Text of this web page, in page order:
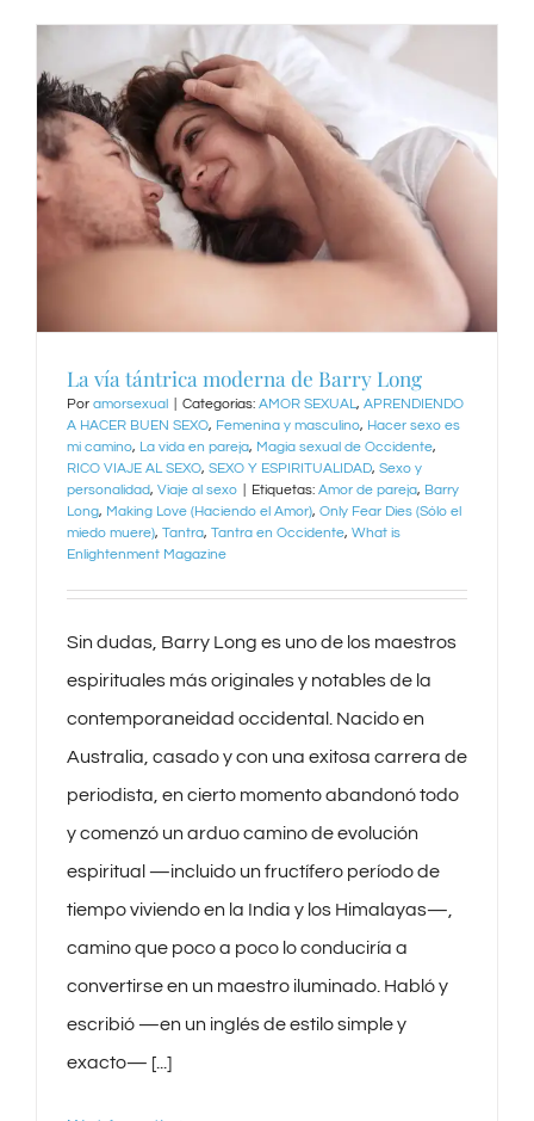
La vía tántrica moderna de Barry Long
Por amorsexual Categorías: AMOR SEXUAL, APRENDIENDO
A HACER BUEN SEXO, Femenina y masculino, Hacer sexo es
mi camino, La vida en pareja, Magia sexual de Occidente,
RICO VIAJE AL SEXO, SEXO Y ESPIRITUALIDAD, Sexo y
personalidad, Viaje al sexo Etiquetas: Amor de pareja, Barry
Long, Making Love (Haciendo el Amor), Only Fear Dies (Sólo el
miedo muere), Tantra, Tantra en Occidente, What is
Enlightenment Magazine
Sin dudas, Barry Long es uno de los maestros
espirituales más originales y notables de la
contemporaneidad occidental. Nacido en
Australia, casado y con una exitosa carrera de
periodista, en cierto momento abandonó todo
y comenzó un arduo camino de evolución
espiritual —incluido un fructífero período de
tiempo viviendo en la India y los Himalayas—,
camino que poco a poco lo conduciría a
convertirse en un maestro iluminado. Habló y
escribió —en un inglés de estilo simple y
exacto— [...]